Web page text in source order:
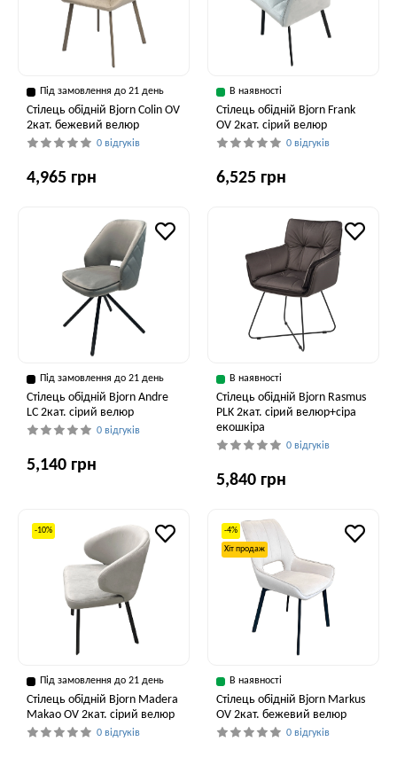
Під замовлення до 21 день
Стілець обідній Bjorn Colin OV
2кат. бежевий велюр
0 відгуків
4,965 грн
В наявності
Стілець обідній Bjorn Frank
OV 2кат. сірий велюр
0 відгуків
6,525 грн
Під замовлення до 21 день
Стілець обідній Bjorn Andre
LC 2кат. сірий велюр
0 відгуків
5,140 грн
В наявності
Стілець обідній Bjorn Rasmus
PLK 2кат. сірий велюр+сіра
екошкіра
0 відгуків
5,840 грн
-10%
Під замовлення до 21 день
Стілець обідній Bjorn Madera
Makao OV 2кат. сірий велюр
0 відгуків
-4%
Хіт продаж
В наявності
Стілець обідній Bjorn Markus
OV 2кат. бежевий велюр
0 відгуків